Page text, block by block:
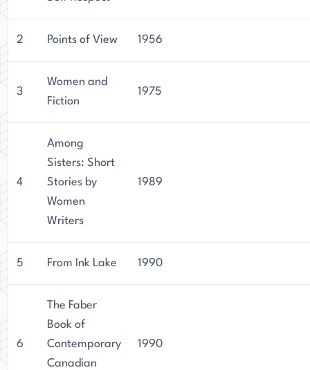
2 Points of View 1956
3
Women and
Fiction
1975
4
Among
Sisters: Short
Stories by
Women
Writers
1989
5 From Ink Lake 1990
6
The Faber
Book of
Contemporary
Canadian
1990